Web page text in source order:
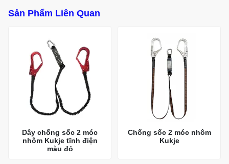
Sản Phẩm Liên Quan
Dây chống sốc 2 móc
nhôm Kukje tĩnh điện
màu đỏ
Chống sốc 2 móc nhôm
Kukje